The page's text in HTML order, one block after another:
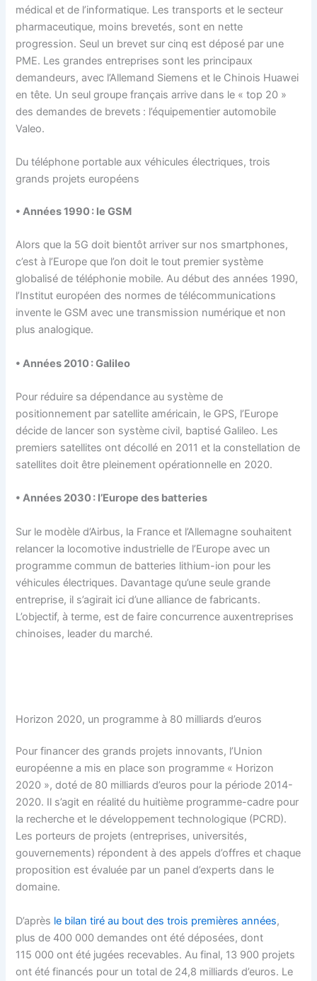
médical et de l’informatique. Les transports et le secteur
pharmaceutique, moins brevetés, sont en nette
progression. Seul un brevet sur cinq est déposé par une
PME. Les grandes entreprises sont les principaux
demandeurs, avec l’Allemand Siemens et le Chinois Huawei
en tête. Un seul groupe français arrive dans le « top 20 »
des demandes de brevets : l’équipementier automobile
Valeo.
Du téléphone portable aux véhicules électriques, trois
grands projets européens
• Années 1990 : le GSM
Alors que la 5G doit bientôt arriver sur nos smartphones,
c’est à l’Europe que l’on doit le tout premier système
globalisé de téléphonie mobile. Au début des années 1990,
l’Institut européen des normes de télécommunications
invente le GSM avec une transmission numérique et non
plus analogique.
• Années 2010 : Galileo
Pour réduire sa dépendance au système de
positionnement par satellite américain, le GPS, l’Europe
décide de lancer son système civil, baptisé Galileo. Les
premiers satellites ont décollé en 2011 et la constellation de
satellites doit être pleinement opérationnelle en 2020.
• Années 2030 : l’Europe des batteries
Sur le modèle d’Airbus, la France et l’Allemagne souhaitent
relancer la locomotive industrielle de l’Europe avec un
programme commun de batteries lithium-ion pour les
véhicules électriques. Davantage qu’une seule grande
entreprise, il s’agirait ici d’une alliance de fabricants.
L’objectif, à terme, est de faire concurrence auxentreprises
chinoises, leader du marché.
Horizon 2020, un programme à 80 milliards d’euros
Pour financer des grands projets innovants, l’Union
européenne a mis en place son programme « Horizon
2020 », doté de 80 milliards d’euros pour la période 2014-
2020. Il s’agit en réalité du huitième programme-cadre pour
la recherche et le développement technologique (PCRD).
Les porteurs de projets (entreprises, universités,
gouvernements) répondent à des appels d’offres et chaque
proposition est évaluée par un panel d’experts dans le
domaine.
D’après le bilan tiré au bout des trois premières années,
plus de 400 000 demandes ont été déposées, dont
115 000 ont été jugées recevables. Au final, 13 900 projets
ont été financés pour un total de 24,8 milliards d’euros. Le